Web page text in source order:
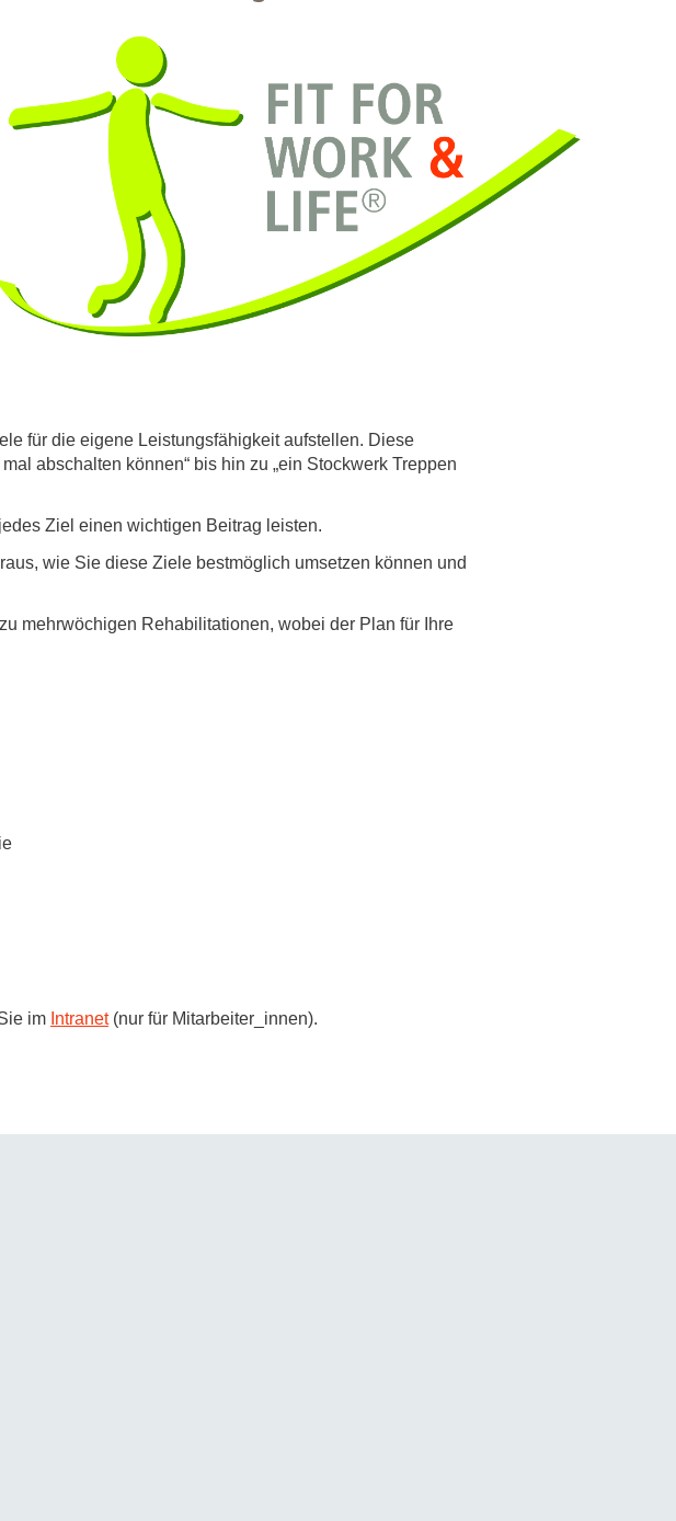
und
Partner:innen & Netzwerke
Für Lebenswissenschaftler:innen
Für Partner:innen & Investor:innen
Für Startups und Gründer:innen
für die eigene Leistungsfähigkeit aufstellen. Diese
abschalten können“ bis hin zu „ein Stockwerk Treppen
Ziel einen wichtigen Beitrag leisten.
wie Sie diese Ziele bestmöglich umsetzen können und
mehrwöchigen Rehabilitationen, wobei der Plan für Ihre
im Intranet(nur für Mitarbeiter_innen).